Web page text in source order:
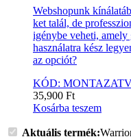
Webshopunk
ket talál, de
igénybe veheti,
használatra kész
az opciót?
KÓD:
35,900 Ft
Kosárba teszem
Aktuális termék: